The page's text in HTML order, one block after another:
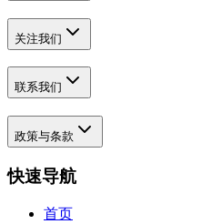
关注我们
联系我们
政策与条款
快速导航
首页